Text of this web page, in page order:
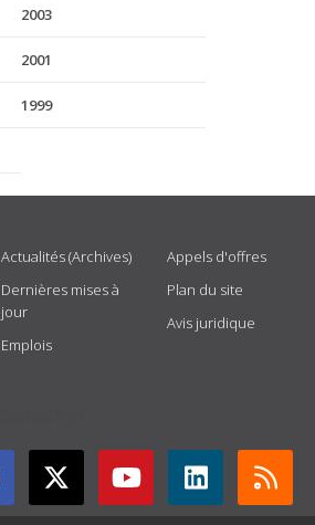
2003
2001
1999
Actualités (Archives)
Dernières mises à
jour
Emplois
Appels d'offres
Plan du site
Avis juridique